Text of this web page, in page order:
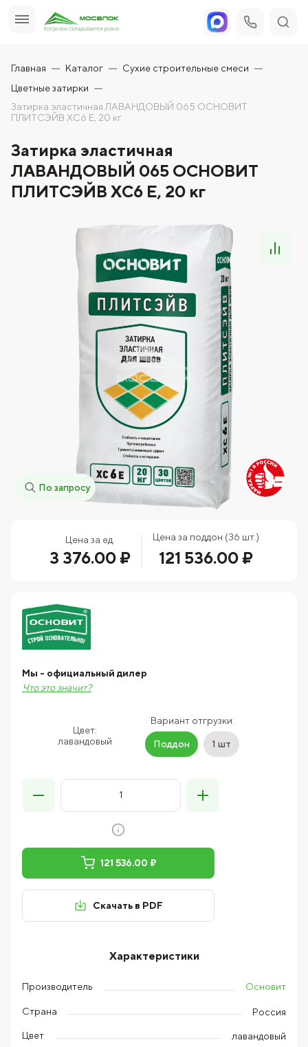
Главная Каталог
Сухие строительные смеси
Цветные затирки
Затирка эластичная ЛАВАНДОВЫЙ 065 ОСНОВИТ
ПЛИТСЭЙВ XC6 Е, 20 кг
Затирка эластичная
ЛАВАНДОВЫЙ 065 ОСНОВИТ
ПЛИТСЭЙВ XC6 Е, 20 кг
По запросу
Цена за ед.
3 376.00 ₽
Цена за поддон (36 шт.)
121 536.00 ₽
Цвет:
лавандовый
Вариант отгрузки:
Поддон 1 шт
Мы - официальный дилер
Что это значит?
121 536.00 ₽
Скачать в PDF
Характеристики
Производитель Основит
Страна Россия
Цвет лавандовый